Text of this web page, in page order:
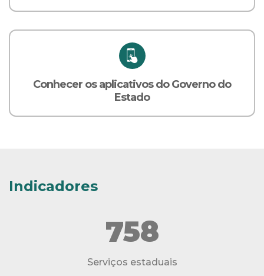
Conhecer os aplicativos do Governo do
Estado
Indicadores
758
Serviços estaduais